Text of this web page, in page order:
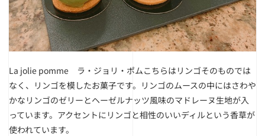
La jolie pomme ラ・ジョリ・ポムこちらはリンゴそのものでは
なく、リンゴを模したお菓子です。リンゴのムースの中にはさわや
かなリンゴのゼリーとヘーゼルナッツ風味のマドレーヌ生地が入
っています。アクセントにリンゴと相性のいいディルという香草が
使われています。